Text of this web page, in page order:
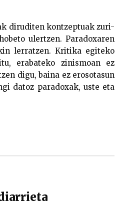
diruditen kontzeptuak zuri-
ulertzen. Paradoxaren
lerratzen. Kritika egiteko
erabateko zinismoan ez
digu, baina ez erosotasun
datoz paradoxak, uste eta